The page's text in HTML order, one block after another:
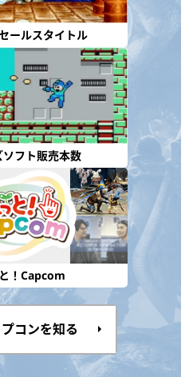
ールスタイトル
ソフト販売本数
！Capcom
コンを知る